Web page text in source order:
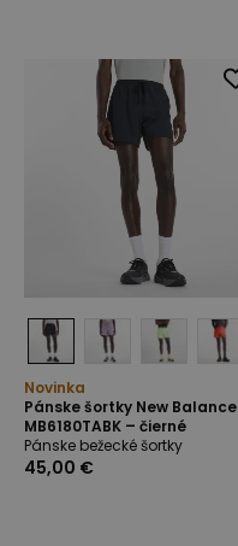
Novinka
Pánske šortky New Balance
MB6180TABK – čierné
Pánske bežecké šortky
45,00 €